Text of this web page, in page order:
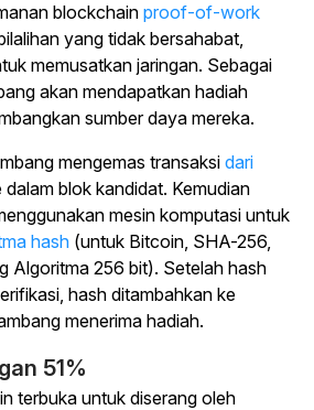
blockchain proof-of-work
yang tidak bersahabat,
memusatkan jaringan. Sebagai
akan mendapatkan hadiah
sumber daya mereka.
mengemas transaksi dari
dalam blok kandidat. Kemudian
mesin komputasi untuk
hash (untuk Bitcoin, SHA-256,
Algoritma 256 bit). Setelah hash
hash ditambahkan ke
menerima hadiah.
51%
terbuka untuk diserang oleh